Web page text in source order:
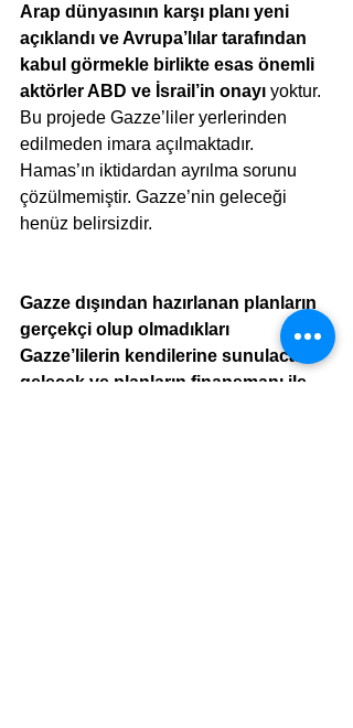
Arap dünyasının karşı planı yeni
açıklandı ve Avrupa’lılar tarafından
kabul görmekle birlikte esas önemli
aktörler ABD ve İsrail’in onayı yoktur.
Bu projede Gazze’liler yerlerinden
edilmeden imara açılmaktadır.
Hamas’ın iktidardan ayrılma sorunu
çözülmemiştir. Gazze’nin geleceği
henüz belirsizdir.
Gazze dışından hazırlanan planların
gerçekçi olup olmadıkları
Gazze’lilerin kendilerine sunulacak
gelecek ve planların finansmanı ile